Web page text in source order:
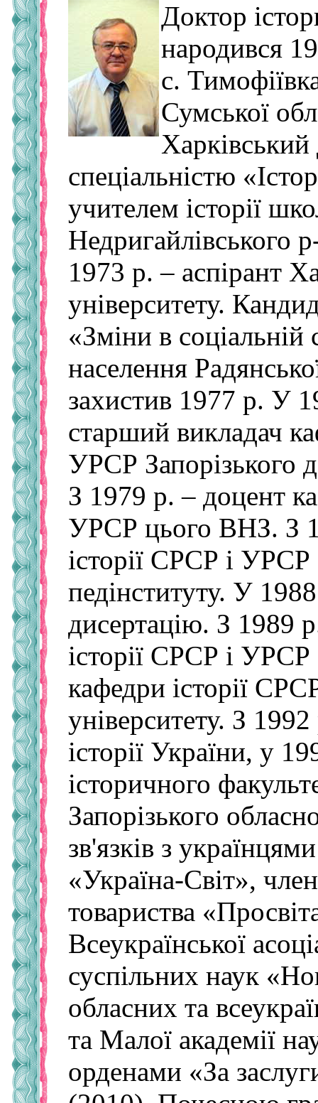
Доктор
народився
с.
Сумської
Харківський
спеціальністю
учителем історії
Недригайлівського
1973 р. – аспірант
університету.
«Зміни в соціальній
населення
захистив 1977 р. У
старший викладач
УРСР Запорізького
З 1979 р. – доцент
УРСР цього ВНЗ. З
історії СРСР і УРСР
педінституту. У
ди­сертацію. З 1989
історії СРСР і
кафед­ри історії
університету. З
історії України, у
історичного
Запорізького
зв'язків з
«Україна-Світ»,
товариства
Всеукраїнської
суспільних наук
обласних та
та Малої академії
орденами «За